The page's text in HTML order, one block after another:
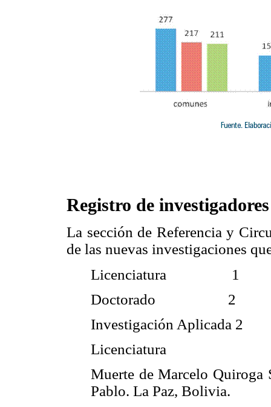
Registro de investigadores
La sección de Referencia y
de las nuevas investigaciones
Licenciatura 1
Doctorado 2
Investigación Aplicada 2
Licenciatura
Muerte de Marcelo Quiroga
Pablo. La Paz, Bolivia.